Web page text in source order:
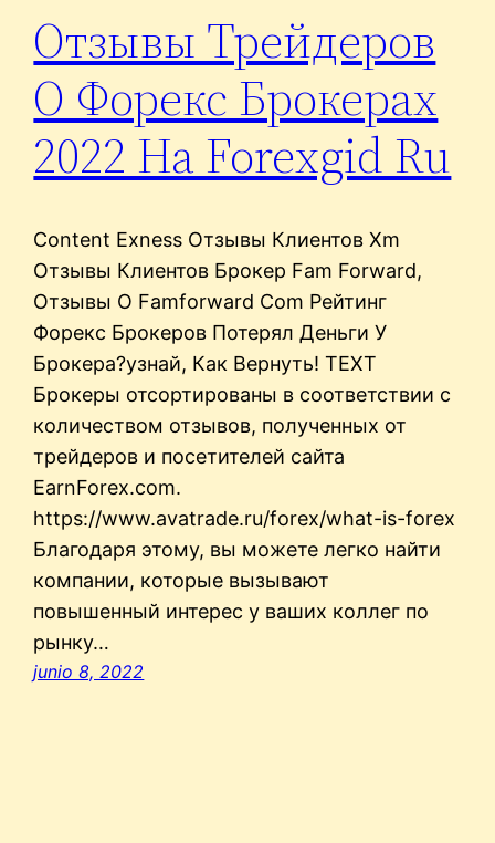
Отзывы Трейдеров
О Форекс Брокерах
2022 На Forexgid Ru
Content Exness Отзывы Клиентов Xm
Отзывы Клиентов Брокер Fam Forward,
Отзывы О Famforward Com Рейтинг
Форекс Брокеров Потерял Деньги У
Брокера?узнай, Как Вернуть! TEXT
Брокеры отсортированы в соответствии с
количеством отзывов, полученных от
трейдеров и посетителей сайта
EarnForex.com.
https://www.avatrade.ru/forex/what-is-forex
Благодаря этому, вы можете легко найти
компании, которые вызывают
повышенный интерес у ваших коллег по
рынку…
junio 8, 2022